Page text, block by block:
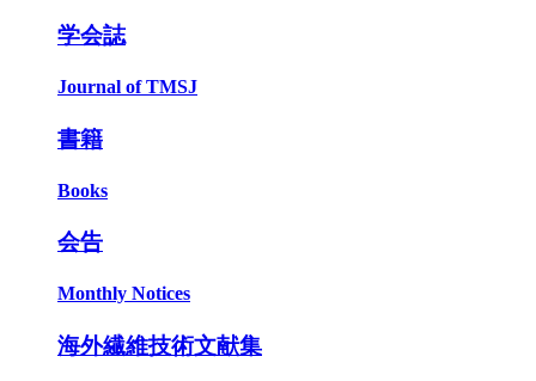
学会誌
Journal of TMSJ
書籍
Books
会告
Monthly Notices
海外繊維技術文献集